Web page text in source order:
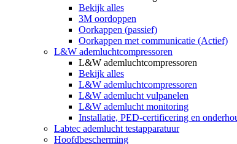
Bekijk alles
3M oordoppen
Oorkappen (passief)
Oorkappen met communicatie (Actief)
L&W ademluchtcompressoren
L&W ademluchtcompressoren
Bekijk alles
L&W ademluchtcompressoren
L&W ademlucht vulpanelen
L&W ademlucht monitoring
Installatie, PED-certificering en
Labtec ademlucht testapparatuur
Hoofdbescherming